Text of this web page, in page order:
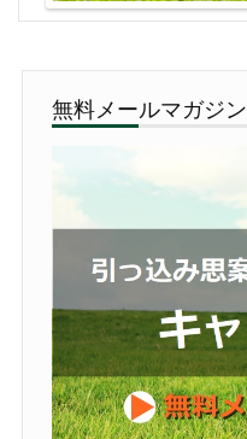
無料メールマガジン